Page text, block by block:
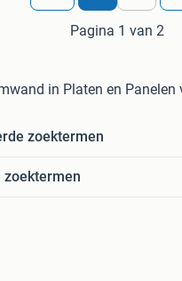
Pagina 1 van 2
in Platen en Panelen
zoektermen
zoektermen